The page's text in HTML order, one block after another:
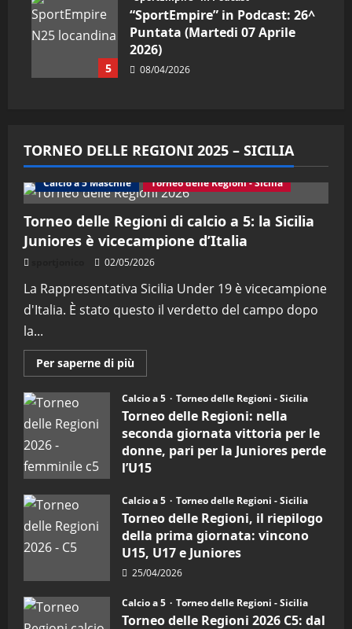
5
“SportEmpire” in Podcast: 26^
Puntata (Martedi 07 Aprile
2026)
08/04/2026
TORNEO DELLE REGIONI 2025 – SICILIA
Calcio a 5 Maschile Torneo delle Regioni - Sicilia
Torneo delle Regioni di calcio a 5: la Sicilia
Juniores è vicecampione d’Italia
02/05/2026
La Rappresentativa Sicilia Under 19 è vicecampione
d'Italia. È stato questo il verdetto del campo dopo
la...
Per saperne di più
informazioni
Torneo
delle
Regioni
di
calcio
a
5:
la
Juniores
è
vicecampione
d’Italia
Calcio a 5 Torneo delle Regioni - Sicilia
Torneo delle Regioni: nella
seconda giornata vittoria per le
donne, pari per la Juniores perde
l’U15
Calcio a 5
Torneo delle Regioni - Sicilia
Torneo delle Regioni, il riepilogo
della prima giornata: vincono
U15, U17 e Juniores
25/04/2026
Calcio a 5 Torneo delle Regioni - Sicilia
Torneo delle Regioni 2026 C5: dal